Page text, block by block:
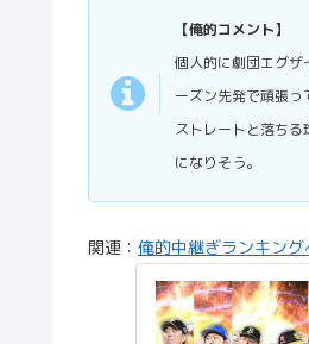
【俺的コメント】
個人的に劇団エグザ
ーズン先発で頑張っ
ストレートと落ち
になりそう。
関連： 俺的中継ぎランキン